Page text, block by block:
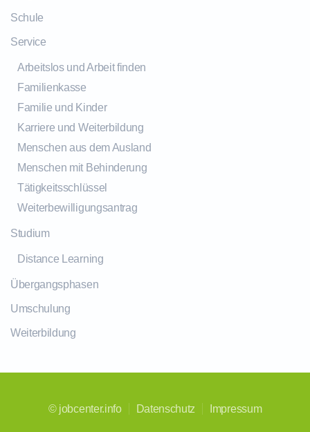
Schule
Service
Arbeitslos und Arbeit finden
Familienkasse
Familie und Kinder
Karriere und Weiterbildung
Menschen aus dem Ausland
Menschen mit Behinderung
Tätigkeitsschlüssel
Weiterbewilligungsantrag
Studium
Distance Learning
Übergangsphasen
Umschulung
Weiterbildung
© jobcenter.info Datenschutz Impressum